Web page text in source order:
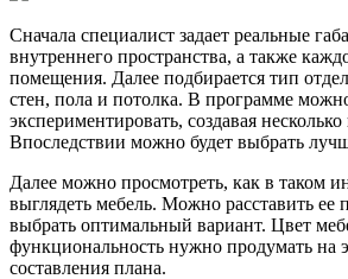
Сначала специалист задает реальные
внутреннего пространства, а также
помещения. Далее подбирается тип
стен, пола и потолка. В программе
экспериментировать, создавая
Впоследствии можно будет выбрать
Далее можно просмотреть, как в таком
выглядеть мебель. Можно расставить ее
выбрать оптимальный вариант. Цвет
функциональность нужно продумать на
составления плана.